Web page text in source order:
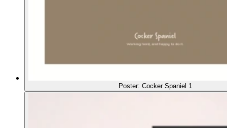
Poster: Cocker Spaniel 1